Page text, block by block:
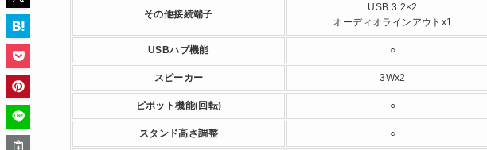
その他接続端子
USB 3.2×2
オーディオラインアウトx1
USBハブ機能 ○
スピーカー 3Wx2
ピボット機能(回転) ○
スタンド高さ調整 ○